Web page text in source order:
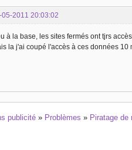
05-2011 20:03:02
à la base, les sites fermés ont tjrs
la j'ai coupé l'accès à ces données
publicité » Problèmes » Piratage de